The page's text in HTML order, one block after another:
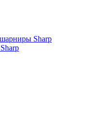
Sharp